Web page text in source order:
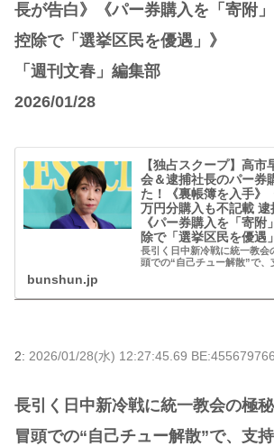
長が告白》《パー券購入を「寄附
控除で「選挙区民を優遇」》
「週刊文春」編集部
2026/01/28
【独占スクープ】高
会＆逮捕社長のパー券
た！《裏帳簿を入手》
万円分購入も不記載 逮
《パー券購入を「寄
除で「選挙区民を優遇
長引く日中新冷戦に統一教会
頭での“自己チュー解散”で
疑…
bunshun.jp
2: 2026/01/28(水) 12:27:45.69
長引く日中新冷戦に統一教会の極
冒頭での“自己チュー解散”で、支